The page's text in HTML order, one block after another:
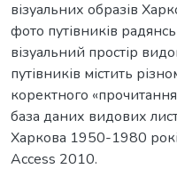
візуальних образів
фото путівників
візуальний простір
путівників містить
коректного
база даних видових
Харкова 1950-1980
Access 2010.